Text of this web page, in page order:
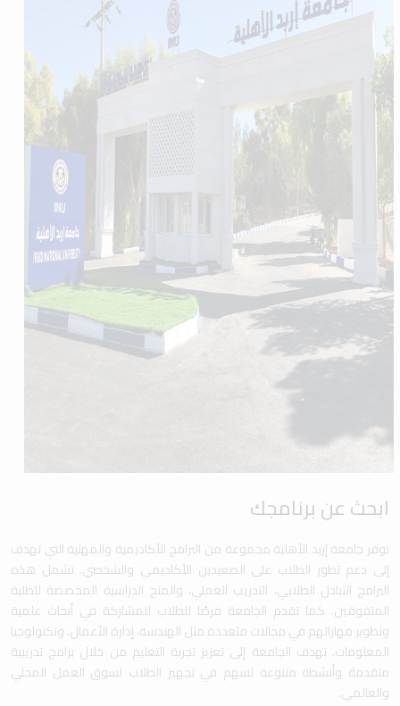
ابحث عن برنامجك
توفر جامعة إربد الأهلية مجموعة من البرامج الأكاديمية والمهنية التي تهدف
إلى دعم تطور الطلاب على الصعيدين الأكاديمي والشخصي. تشمل هذه
البرامج التبادل الطلابي، التدريب العملي، والمنح الدراسية المخصصة للطلبة
المتفوقين. كما تقدم الجامعة فرصًا للطلاب للمشاركة في أبحاث علمية
وتطوير مهاراتهم في مجالات متعددة مثل الهندسة، إدارة الأعمال، وتكنولوجيا
المعلومات. تهدف الجامعة إلى تعزيز تجربة التعليم من خلال برامج تدريبية
متقدمة وأنشطة متنوعة تسهم في تجهيز الطلاب لسوق العمل المحلي
والعالمي.